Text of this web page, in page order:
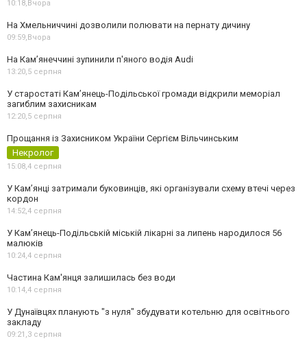
10:18,Вчора
На Хмельниччині дозволили полювати на пернату дичину
09:59,Вчора
На Камʼянеччині зупинили п'яного водія Audi
13:20,5 серпня
У старостаті Кам’янець-Подільської громади відкрили меморіал
загиблим захисникам
12:20,5 серпня
Прощання із Захисником України Сергієм Вільчинським
Некролог
15:08,4 серпня
У Кам’янці затримали буковинців, які організували схему втечі через
кордон
14:52,4 серпня
У Кам’янець-Подільській міській лікарні за липень народилося 56
малюків
10:24,4 серпня
Частина Кам'янця залишилась без води
10:14,4 серпня
У Дунаївцях планують "з нуля" збудувати котельню для освітнього
закладу
09:21,3 серпня